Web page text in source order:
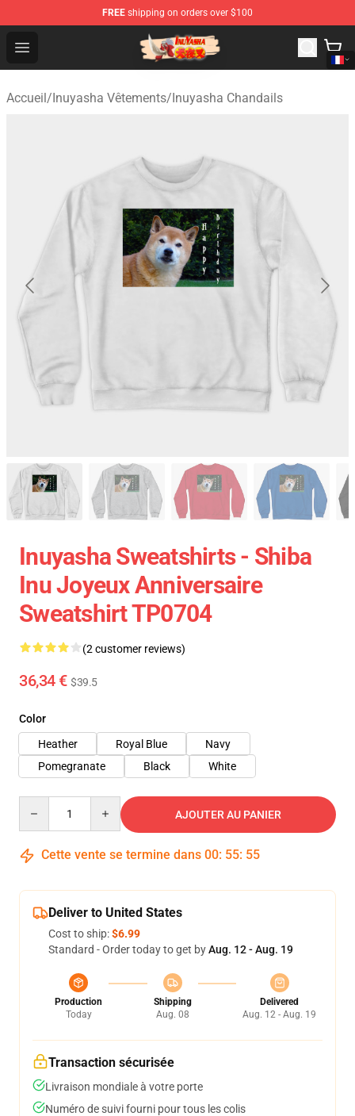
FREE shipping on orders over $100
Open menu
Inuyasha Store - Official Inuyasha Merchandise Shop
Accueil/Inuyasha Vêtements/Inuyasha Chandails
Inuyasha Sweatshirts - Shiba
Inu Joyeux Anniversaire
Sweatshirt TP0704
(2 customer reviews)
36,34 € $39.5
Color
Heather
Royal Blue
Navy
Pomegranate
Black White
AJOUTER AU PANIER
Cette vente se termine dans 00: 55: 54
Deliver to United States
Cost to ship:$6.99
Standard - Order today to get byAug. 12 - Aug. 19
Production
Today
Shipping
Aug. 08
Delivered
Aug. 12 - Aug. 19
Transaction sécurisée
Livraison mondiale à votre porte
Numéro de suivi fourni pour tous les colis